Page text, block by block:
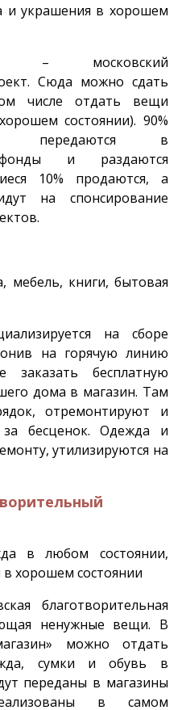
украшения в хорошем
– московский
Сюда можно сдать
числе отдать вещи
состоянии). 90%
передаются в
фонды и раздаются
10% продаются, а
на спонсирование
мебель, книги, бытовая
на сборе
на горячую линию
заказать бесплатную
дома в магазин. Там
отремонтируют и
бесценок. Одежда и
утилизируются на
в любом состоянии,
в хорошем состоянии
благотворительная
ненужные вещи. В
можно отдать
сумки и обувь в
переданы в магазины
в самом